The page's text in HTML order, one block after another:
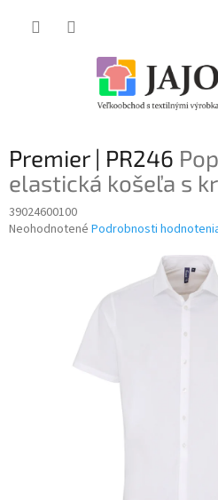
Premier | PR246
elastická košeľa s
39024600100
Priemerné
Neohodnotené Podrobnosti